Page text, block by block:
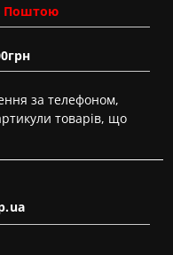
Поштою
за телефоном,
товарів, що